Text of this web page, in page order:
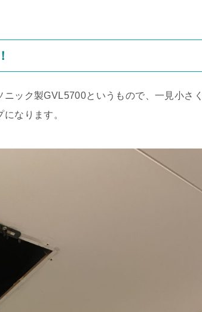
ック製GVL5700というもので、一見小さく
なります。